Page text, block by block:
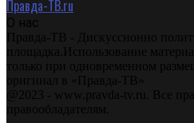
Правда-ТВ.ru
О нас
Правда-ТВ - Дискуссионно
площадка.Использование
только при одновременном
оригинал в «Правда-ТВ»
@2023 - www.pravda-tv.ru. Все
правообладателям.